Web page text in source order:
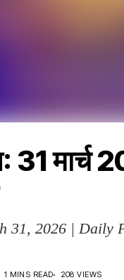
मार्च
31, 2026 | Daily
1 MINS READ 208 VIEWS